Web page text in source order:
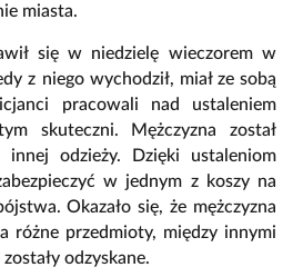
miasta.
się w niedzielę wieczorem w
z niego wychodził, miał ze sobą
pracowali nad ustaleniem
skuteczni. Mężczyzna został
innej odzieży. Dzięki ustaleniom
w jednym z koszy na
Okazało się, że mężczyzna
różne przedmioty, między innymi
odzyskane.